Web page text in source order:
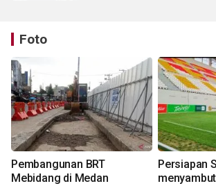
Foto
Pembangunan BRT
Mebidang di Medan
Persiapan